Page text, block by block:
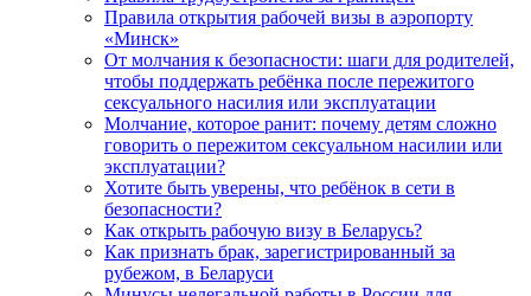
Правила открытия рабочей визы в аэропорту
«Минск»
От молчания к безопасности: шаги для родителей,
чтобы поддержать ребёнка после пережитого
сексуального насилия или эксплуатации
Молчание, которое ранит: почему детям сложно
говорить о пережитом сексуальном насилии или
эксплуатации?
Хотите быть уверены, что ребёнок в сети в
безопасности?
Как открыть рабочую визу в Беларусь?
Как признать брак, зарегистрированный за
рубежом, в Беларуси